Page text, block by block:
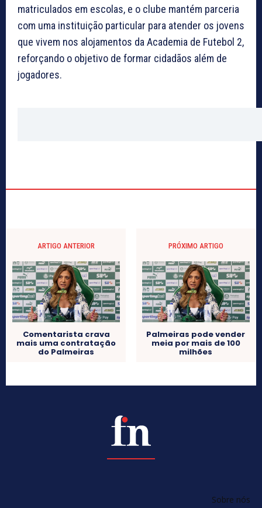
matriculados em escolas, e o clube mantém parceria
com uma instituição particular para atender os jovens
que vivem nos alojamentos da Academia de Futebol 2,
reforçando o objetivo de formar cidadãos além de
jogadores.
ARTIGO ANTERIOR
Comentarista crava
mais uma contratação
do Palmeiras
PRÓXIMO ARTIGO
Palmeiras pode vender
meia por mais de 100
milhões
Sobre nós